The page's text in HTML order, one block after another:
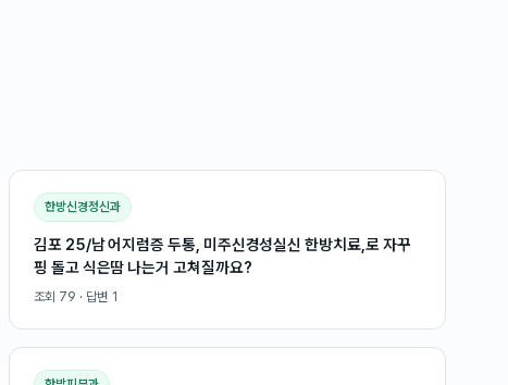
한방신경정신과
김포 25/남 어지럼증 두통, 미주신경성실신 한방치료,로 자꾸
핑 돌고 식은땀 나는거 고쳐질까요?
조회 79 · 답변 1